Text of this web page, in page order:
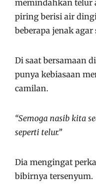
memindahkan telur
piring berisi air
beberapa jenak
Di saat bersamaan
punya kebiasaan
camilan.
“Semoga nasib kita
seperti telur.”
Dia mengingat
bibirnya tersenyum.